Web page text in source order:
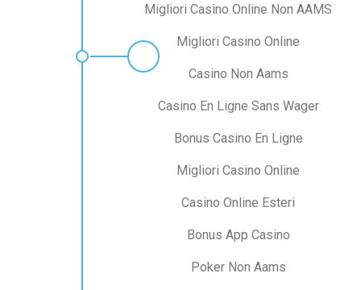
Migliori Casino Online Non AAMS
Migliori Casino Online
Casino Non Aams
Casino En Ligne Sans Wager
Bonus Casino En Ligne
Migliori Casino Online
Casino Online Esteri
Bonus App Casino
Poker Non Aams